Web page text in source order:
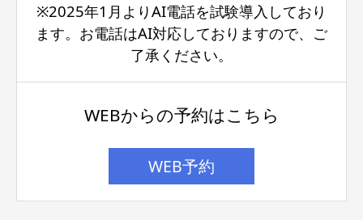
※2025年1月よりAI電話を試験導入しており
ます。お電話はAI対応しておりますので、ご
了承ください。
WEBからの予約はこちら
WEB予約